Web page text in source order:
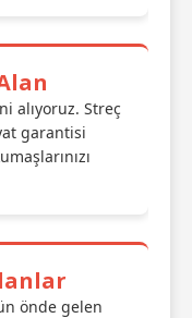
alıyoruz. Streç
garantisi
önde gelen